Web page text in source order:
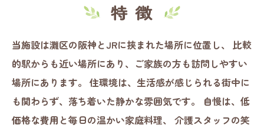
当施設は灘区の阪神とJRに挟まれた場所に位置し、 比較
的駅からも近い場所にあり、ご家族の方も訪問しやすい
場所にあります。 住環境は、生活感が感じられる街中に
も関わらず、落ち着いた静かな雰囲気です。
自慢は、低
価格な費用と毎日の温かい家庭料理、 介護スタッフの笑